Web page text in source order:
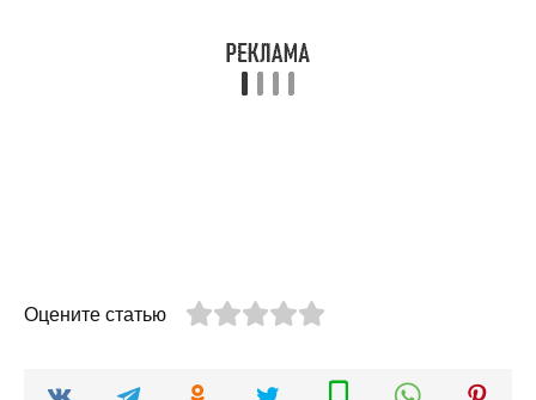
Оцените статью